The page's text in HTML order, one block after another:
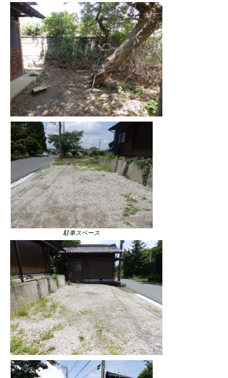
駐車スペース